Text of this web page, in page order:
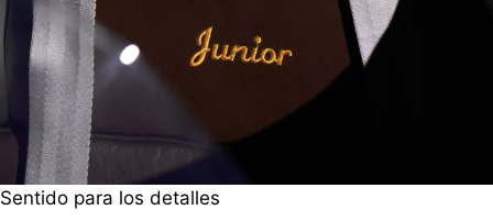
Sentido para los detalles